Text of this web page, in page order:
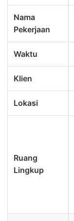
Nama
Pekerjaan
Waktu
Klien
Lokasi
Ruang
Lingkup